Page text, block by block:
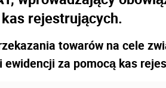
rejestrujących.
towarów na cele
ewidencji za pomocą kas